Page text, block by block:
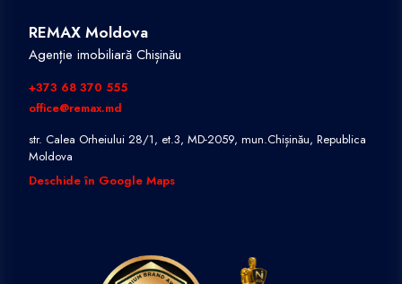
REMAX Moldova
Agenție imobiliară Chișinău
+373 68 370 555
office@remax.md
str. Calea Orheiului 28/1, et.3, MD-2059, mun.Chișinău, Republica
Moldova
Deschide în Google Maps